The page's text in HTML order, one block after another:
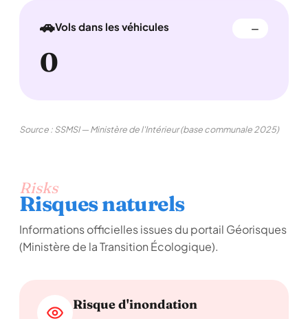
🚗Vols dans les véhicules —
0
Source : SSMSI — Ministère de l'Intérieur (base communale 2025)
Risks
Risques naturels
Informations officielles issues du portail Géorisques
(Ministère de la Transition Écologique).
Risque d'inondation